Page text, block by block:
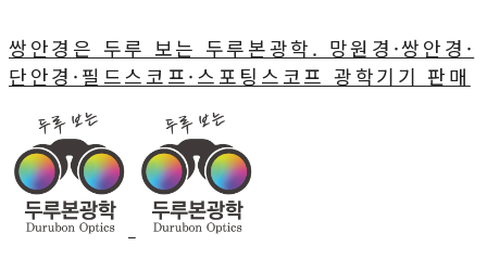
쌍안경은 두루 보는 두루본광학. 망원경·쌍안경·
단안경·필드스코프·스포팅스코프 광학기기 판매